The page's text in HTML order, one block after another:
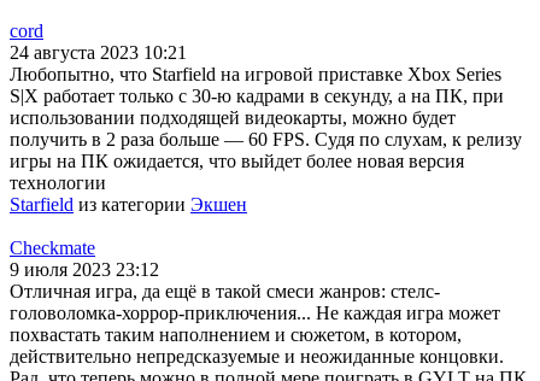
cord
24 августа 2023 10:21
Любопытно, что Starfield на игровой приставке Xbox Series
S|X работает только с 30-ю кадрами в секунду, а на ПК, при
использовании подходящей видеокарты, можно будет
получить в 2 раза больше — 60 FPS. Судя по слухам, к релизу
игры на ПК ожидается, что выйдет более новая версия
технологии
Starfield из категории Экшен
Checkmate
9 июля 2023 23:12
Отличная игра, да ещё в такой смеси жанров: стелс-
головоломка-хоррор-приключения... Не каждая игра может
похвастать таким наполнением и сюжетом, в котором,
действительно непредсказуемые и неожиданные концовки.